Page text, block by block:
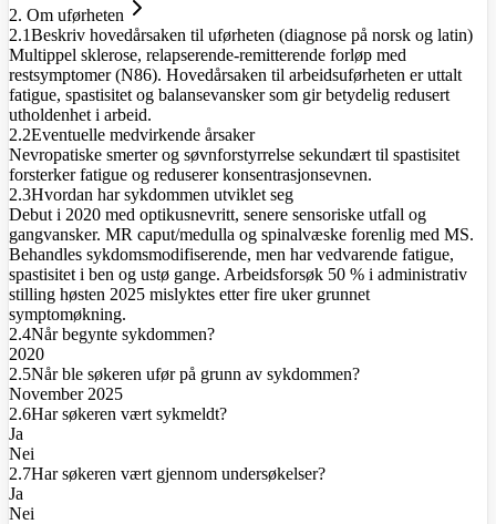
2. Om uførheten
2.1Beskriv hovedårsaken til uførheten (diagnose på norsk og latin)
Multippel sklerose, relapserende-remitterende forløp med
restsymptomer (N86). Hovedårsaken til arbeidsuførheten er uttalt
fatigue, spastisitet og balansevansker som gir betydelig redusert
utholdenhet i arbeid.
2.2Eventuelle medvirkende årsaker
Nevropatiske smerter og søvnforstyrrelse sekundært til spastisitet
forsterker fatigue og reduserer konsentrasjonsevnen.
2.3Hvordan har sykdommen utviklet seg
Debut i 2020 med optikusnevritt, senere sensoriske utfall og
gangvansker. MR caput/medulla og spinalvæske forenlig med MS.
Behandles sykdomsmodifiserende, men har vedvarende fatigue,
spastisitet i ben og ustø gange. Arbeidsforsøk 50 % i administrativ
stilling høsten 2025 mislyktes etter fire uker grunnet
symptomøkning.
2.4Når begynte sykdommen?
2020
2.5Når ble søkeren ufør på grunn av sykdommen?
November 2025
2.6Har søkeren vært sykmeldt?
Ja
Nei
2.7Har søkeren vært gjennom undersøkelser?
Ja
Nei